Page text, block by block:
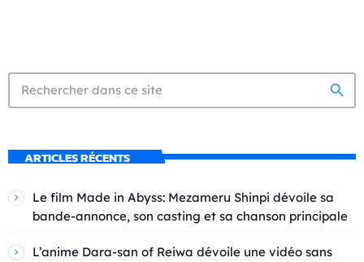
search
ARTICLES RÉCENTS
Le film Made in Abyss: Mezameru Shinpi dévoile sa
bande-annonce, son casting et sa chanson principale
L’anime Dara-san of Reiwa dévoile une vidéo sans